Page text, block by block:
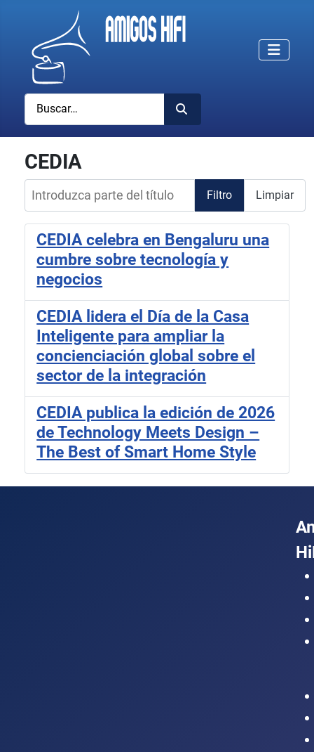
Buscar
CEDIA
Introduzca parte del título
Filtro Limpiar
CEDIA celebra en Bengaluru una
cumbre sobre tecnología y
negocios
CEDIA lidera el Día de la Casa
Inteligente para ampliar la
concienciación global sobre el
sector de la integración
CEDIA publica la edición de 2026
de Technology Meets Design –
The Best of Smart Home Style